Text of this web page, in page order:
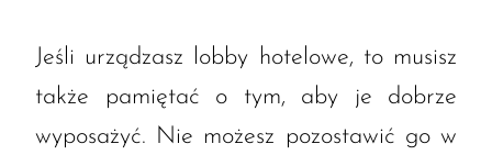
Jeśli urządzasz lobby hotelowe, to musisz
także pamiętać o tym, aby je dobrze
wyposażyć. Nie możesz pozostawić go w